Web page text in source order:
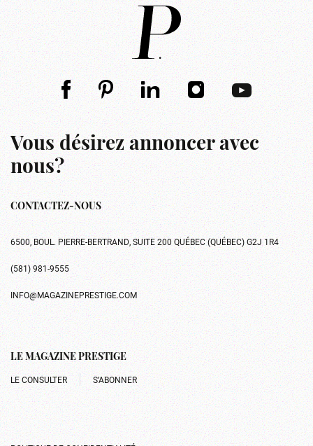
Vous désirez annoncer avec
nous?
CONTACTEZ-NOUS
6500, BOUL. PIERRE-BERTRAND, SUITE 200 QUÉBEC (QUÉBEC) G2J 1R4
(581) 981-9555
INFO@MAGAZINEPRESTIGE.COM
LE MAGAZINE PRESTIGE
LE CONSULTER S’ABONNER